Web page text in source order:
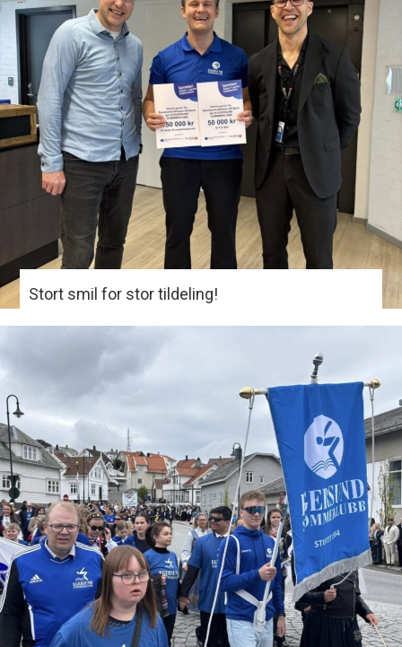
Stort smil for stor tildeling!